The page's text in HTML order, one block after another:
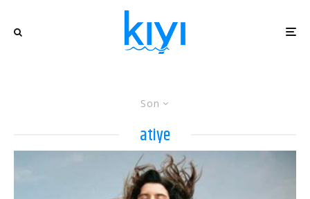
Son
atiye